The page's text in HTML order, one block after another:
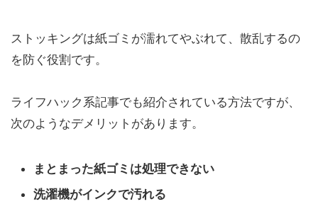
ストッキングは紙ゴミが濡れてやぶれて、散乱するの
を防ぐ役割です。
ライフハック系記事でも紹介されている方法ですが、
次のようなデメリットがあります。
まとまった紙ゴミは処理できない
洗濯機がインクで汚れる